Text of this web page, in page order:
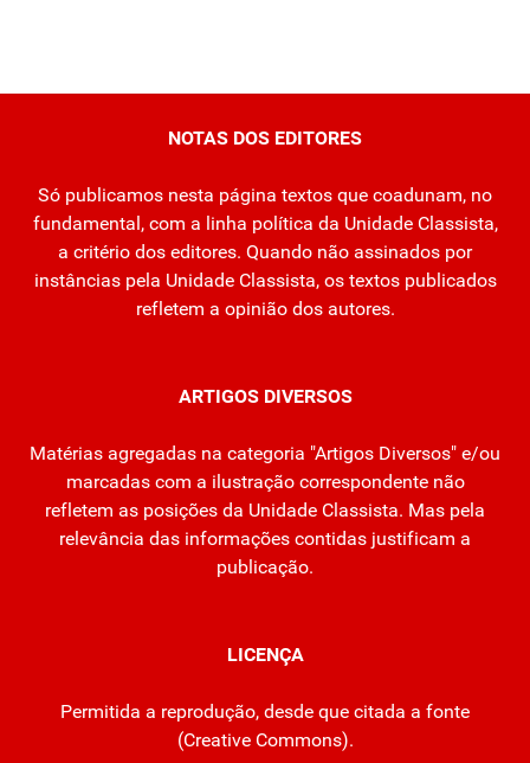
NOTAS DOS EDITORES
Só publicamos nesta página textos que coadunam, no
fundamental, com a linha política da Unidade Classista,
a critério dos editores. Quando não assinados por
instâncias pela Unidade Classista, os textos publicados
refletem a opinião dos autores.
ARTIGOS DIVERSOS
Matérias agregadas na categoria "Artigos Diversos" e/ou
marcadas com a ilustração correspondente não
refletem as posições da Unidade Classista. Mas pela
relevância das informações contidas justificam a
publicação.
LICENÇA
Permitida a reprodução, desde que citada a fonte
(Creative Commons).